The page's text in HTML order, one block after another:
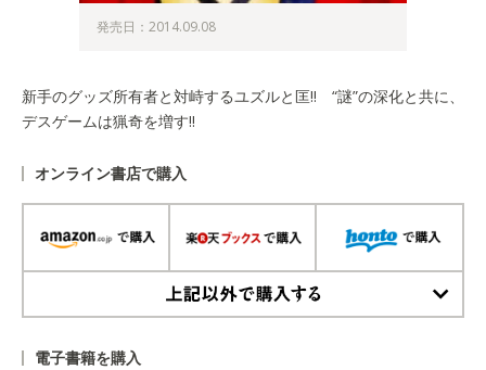
発売日：2014.09.08
新手のグッズ所有者と対峙するユズルと匡!! “謎”の深化と共に、
デスゲームは猟奇を増す!!
オンライン書店で購入
電子書籍を購入